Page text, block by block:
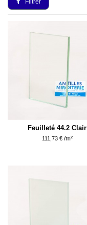
Feuilleté 44.2 Clair
111,73 € /m²